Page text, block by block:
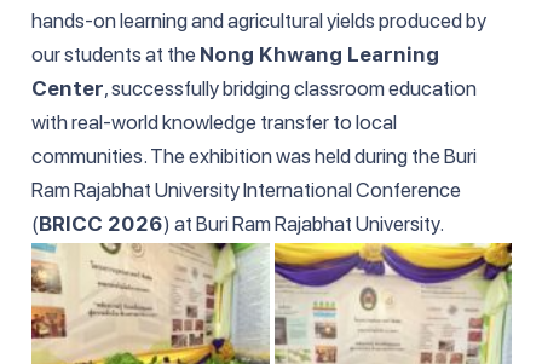
hands-on learning and agricultural yields produced by
our students at the Nong Khwang Learning
Center, successfully bridging classroom education
with real-world knowledge transfer to local
communities. The exhibition was held during the Buri
Ram Rajabhat University International Conference
(BRICC 2026) at Buri Ram Rajabhat University.